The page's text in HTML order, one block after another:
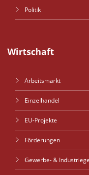
Politik
Wirtschaft
Arbeitsmarkt
Einzelhandel
EU-Projekte
Förderungen
Gewerbe- &